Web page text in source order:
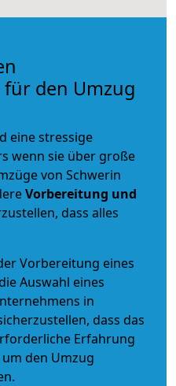
den Umzug
eine stressige
wenn sie über große
von Schwerin
Vorbereitung und
dass alles
Vorbereitung eines
Auswahl eines
in
dass das
Erfahrung
den Umzug